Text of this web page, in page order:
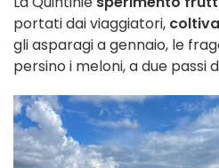
portati dai viaggiatori,
gli asparagi a gennaio, le
persino i meloni, a due passi